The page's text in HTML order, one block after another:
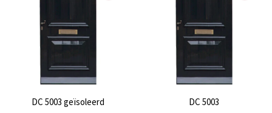
DC 5003 geïsoleerd DC 5003